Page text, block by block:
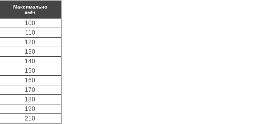
Максимально
км/ч
100
110
120
130
140
150
160
170
180
190
210